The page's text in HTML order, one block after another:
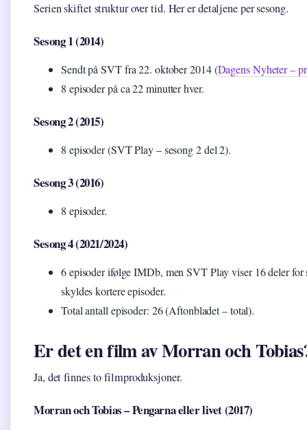
Serien skiftet struktur over tid. Her er detaljene per sesong.
Sesong 1 (2014)
Sendt på SVT fra 22. oktober 2014 (Dagens Nyheter –
8 episoder på ca 22 minutter hver.
Sesong 2 (2015)
8 episoder (SVT Play – sesong 2 del 2).
Sesong 3 (2016)
8 episoder.
Sesong 4 (2021/2024)
6 episoder ifølge IMDb, men SVT Play viser 16 deler
skyldes kortere episoder.
Total antall episoder: 26 (Aftonbladet – total).
Er det en film av Morran och
Ja, det finnes to filmproduksjoner.
Morran och Tobias – Pengarna eller livet (2017)